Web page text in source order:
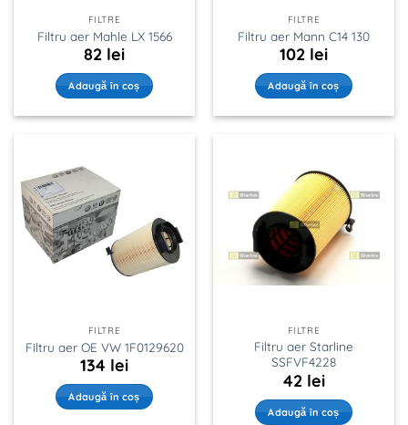
FILTRE
Filtru aer Mahle LX 1566
82 lei
Adaugă în coș
FILTRE
Filtru aer Mann C14 130
102 lei
Adaugă în coș
FILTRE
Filtru aer OE VW 1F0129620
134 lei
Adaugă în coș
FILTRE
Filtru aer Starline
SSFVF4228
42 lei
Adaugă în coș